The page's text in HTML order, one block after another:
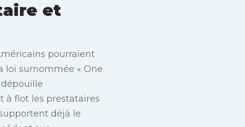
et
pourraient
loi surnommée « One
à flot les prestataires
déjà le